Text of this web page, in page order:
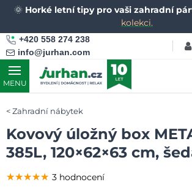
🌞 Horké letní tipy pro vaši zahradní
kolekci.
+420 558 274 238
info@jurhan.com
MENU
Zahradní nábytek
Kovový úložný box
385L, 120×62×63 cm,
★★★★★
★★★★★
★★★★★ 3 hodnocení